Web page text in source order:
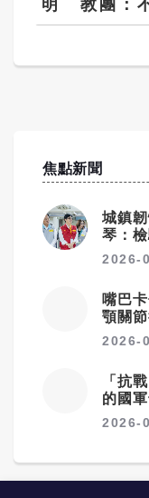
明 教團：
肉身擋危險
焦點新聞
城鎮
琴：
2026-
嘴巴
顎關
2026-
「抗
的國
了
2026-